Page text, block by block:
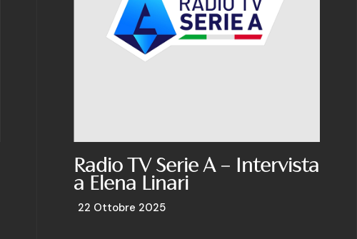
Radio TV Serie A – Intervista
a Elena Linari
22 Ottobre 2025